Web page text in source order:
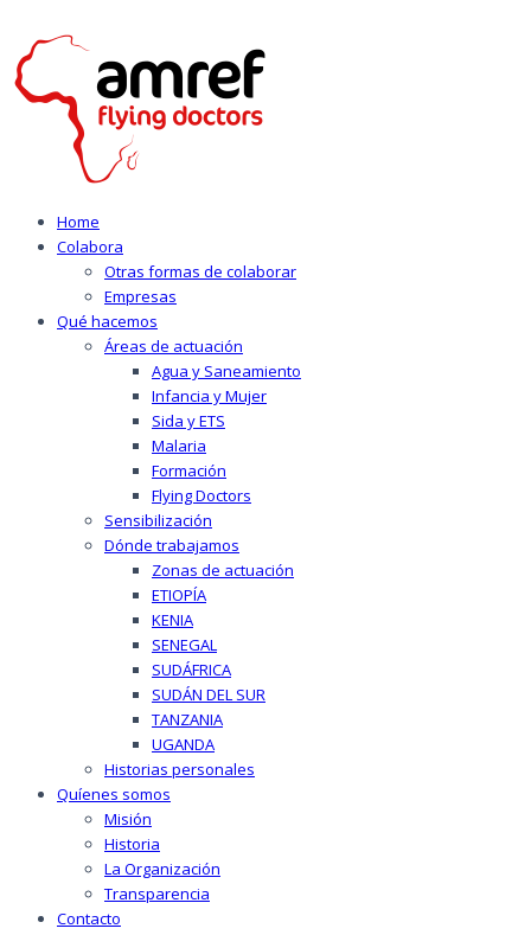
Home
Colabora
Otras formas de colaborar
Empresas
Qué hacemos
Áreas de actuación
Agua y Saneamiento
Infancia y Mujer
Sida y ETS
Malaria
Formación
Flying Doctors
Sensibilización
Dónde trabajamos
Zonas de actuación
ETIOPÍA
KENIA
SENEGAL
SUDÁFRICA
SUDÁN DEL SUR
TANZANIA
UGANDA
Historias personales
Quíenes somos
Misión
Historia
La Organización
Transparencia
Contacto